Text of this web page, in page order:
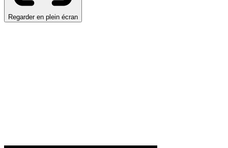
Regarder en plein écran